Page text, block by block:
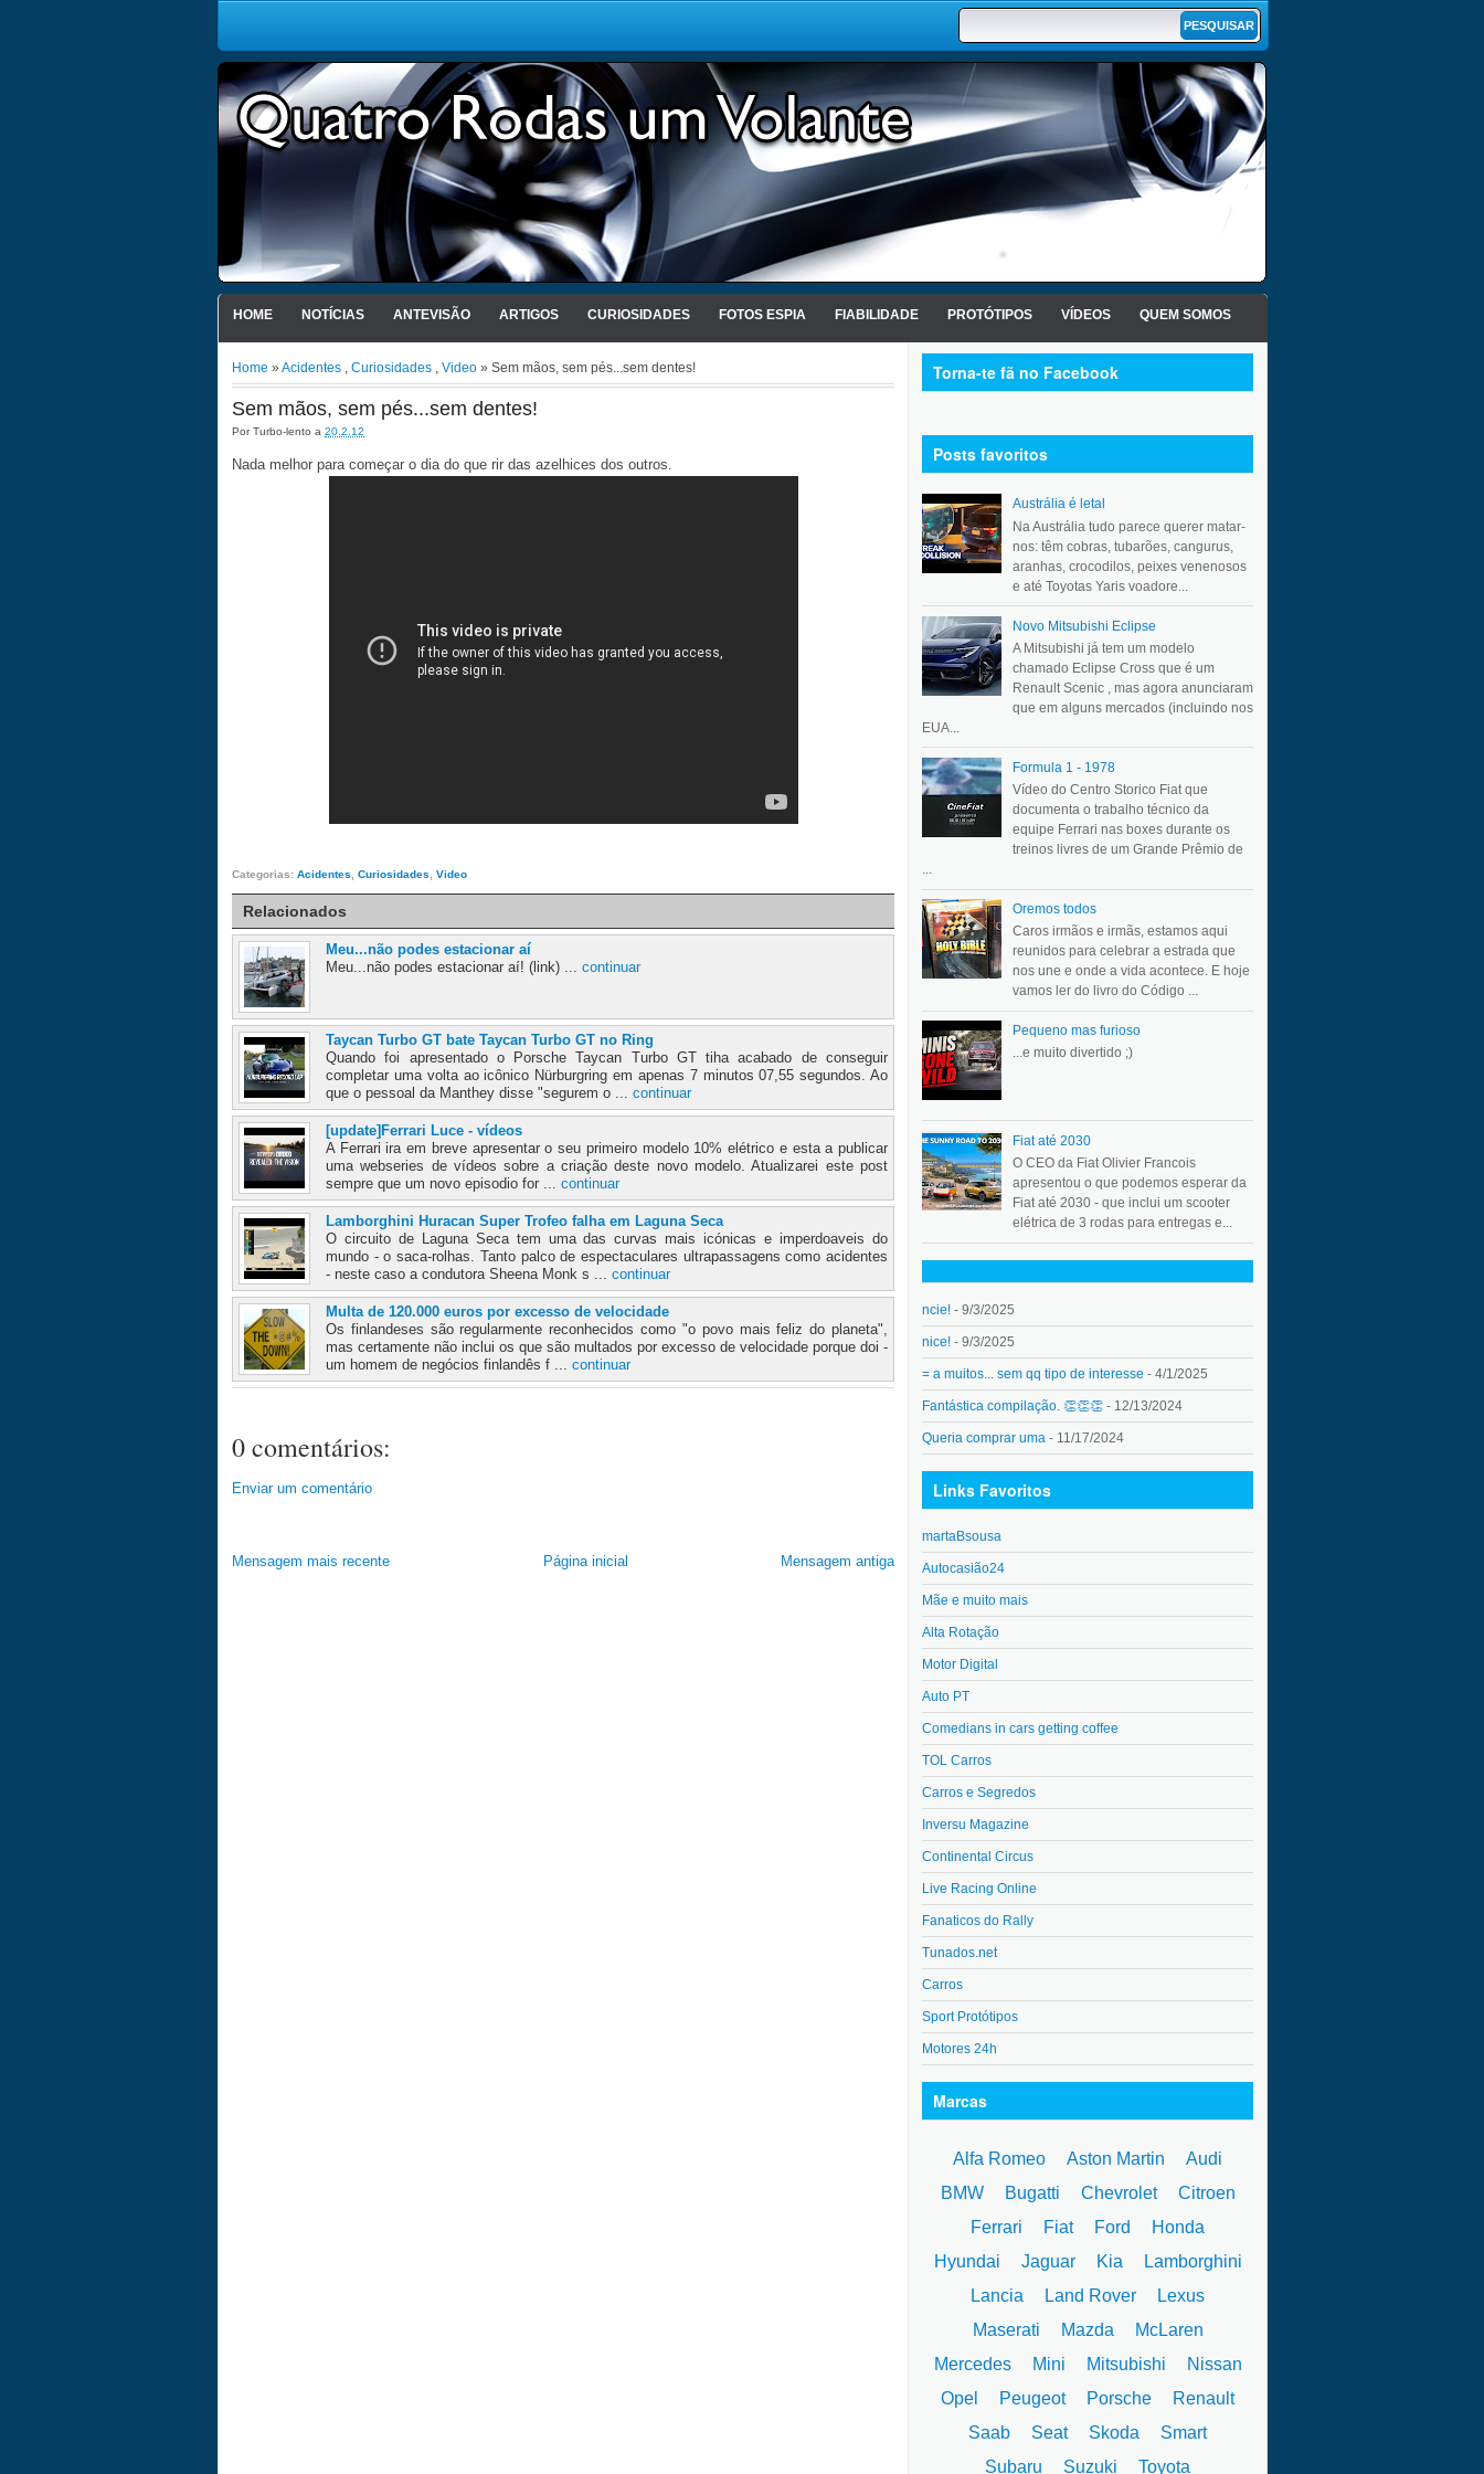
HOME NOTÍCIAS ANTEVISÃO ARTIGOS CURIOSIDADES FOTOS ESPIA FIABILIDADE PROTÓTIPOS VÍDEOS QUEM SOMOS
Home » Acidentes , Curiosidades , Video » Sem mãos, sem pés...sem dentes!
Sem mãos, sem pés...sem dentes!
PorTurbo-lento a 20.2.12
Nada melhor para começar o dia do que rir das azelhices dos outros.
Categorias: Acidentes Curiosidades Video
Relacionados
Meu...não podes estacionar aí
Meu...não podes estacionar aí! (link) ... continuar
Taycan Turbo GT bate Taycan Turbo GT no Ring
Quando foi apresentado o Porsche Taycan Turbo GT tiha acabado de conseguir
completar uma volta ao icônico Nürburgring em apenas 7 minutos 07,55 segundos. Ao
que o pessoal da Manthey disse "segurem o ... continuar
[update]Ferrari Luce - vídeos
A Ferrari ira em breve apresentar o seu primeiro modelo 10% elétrico e esta a publicar
uma webseries de vídeos sobre a criação deste novo modelo. Atualizarei este post
sempre que um novo episodio for ... continuar
Lamborghini Huracan Super Trofeo falha em Laguna Seca
O circuito de Laguna Seca tem uma das curvas mais icónicas e imperdoaveis do
mundo - o saca-rolhas. Tanto palco de espectaculares ultrapassagens como acidentes
- neste caso a condutora Sheena Monk s ... continuar
Multa de 120.000 euros por excesso de velocidade
Os finlandeses são regularmente reconhecidos como "o povo mais feliz do planeta",
mas certamente não inclui os que são multados por excesso de velocidade porque doi -
um homem de negócios finlandês f ... continuar
0 comentários:
Enviar um comentário
Mensagem mais recente Mensagem antiga
Página inicial
Torna-te fã no Facebook
Posts favoritos
Austrália é letal
Na Austrália tudo parece querer matar-
nos: têm cobras, tubarões, cangurus,
aranhas, crocodilos, peixes venenosos
e até Toyotas Yaris voadore...
Novo Mitsubishi Eclipse
A Mitsubishi já tem um modelo
chamado Eclipse Cross que é um
Renault Scenic , mas agora anunciaram
que em alguns mercados (incluindo nos
EUA...
Formula 1 - 1978
Vídeo do Centro Storico Fiat que
documenta o trabalho técnico da
equipe Ferrari nas boxes durante os
treinos livres de um Grande Prêmio de
...
Oremos todos
Caros irmãos e irmãs, estamos aqui
reunidos para celebrar a estrada que
nos une e onde a vida acontece. E hoje
vamos ler do livro do Código ...
Pequeno mas furioso
...e muito divertido ;)
Fiat até 2030
O CEO da Fiat Olivier Francois
apresentou o que podemos esperar da
Fiat até 2030 - que inclui um scooter
elétrica de 3 rodas para entregas e...
ncie! - 9/3/2025
nice! - 9/3/2025
= a muitos... sem qq tipo de interesse - 4/1/2025
Fantástica compilação. 👏👏👏 - 12/13/2024
Queria comprar uma - 11/17/2024
Links Favoritos
martaBsousa
Autocasião24
Mãe e muito mais
Alta Rotação
Motor Digital
Auto PT
Comedians in cars getting coffee
TOL Carros
Carros e Segredos
Inversu Magazine
Continental Circus
Live Racing Online
Fanaticos do Rally
Tunados.net
Carros
Sport Protótipos
Motores 24h
Marcas
Alfa Romeo Aston Martin
Audi
BMW
Bugatti Chevrolet
Citroen
Ferrari
Fiat Ford
Honda
Hyundai
Jaguar Kia
Lamborghini
Lancia
Land Rover
Lexus
Maserati
Mazda
McLaren
Mercedes
Mini Mitsubishi
Nissan
Opel
Peugeot Porsche
Renault
Saab
Seat Skoda
Smart
Subaru
Suzuki Toyota